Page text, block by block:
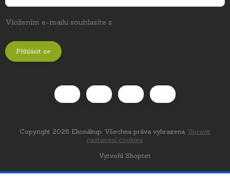
Vložením e-mailu souhlasíte s
.
Přihlásit se
Vytvořil Shoptet
Copyright 2026 Ekonákup. Všechna práva vyhrazena. Upravit
nastavení cookies